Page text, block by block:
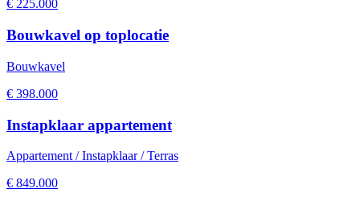
€ 225.000
Bouwkavel op toplocatie
Bouwkavel
€ 398.000
Instapklaar appartement
Appartement / Instapklaar / Terras
€ 849.000